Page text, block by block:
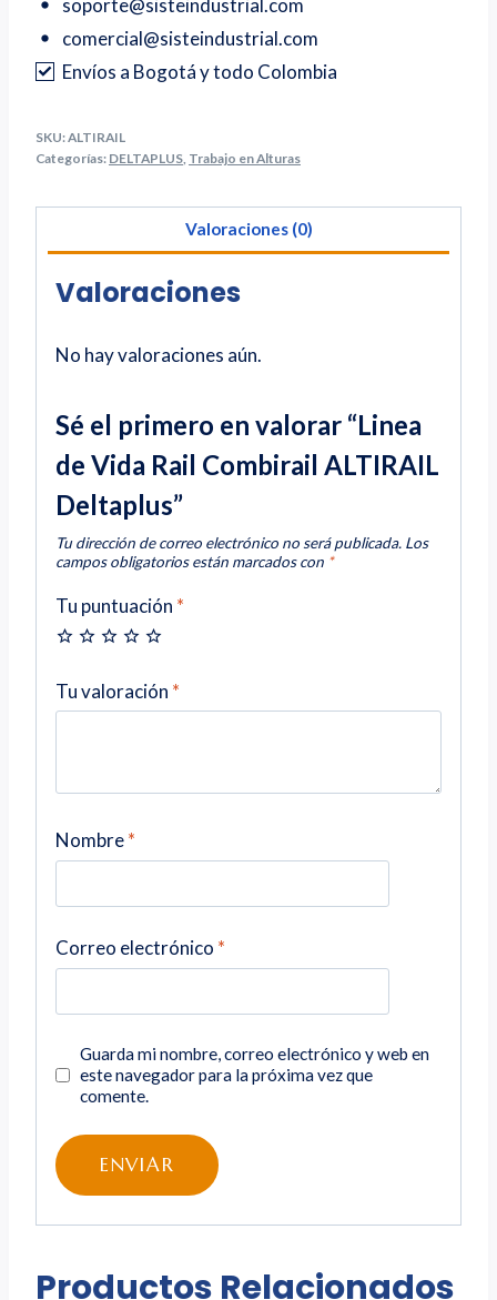
comercial@sisteindustrial.com
Envíos a Bogotá y todo Colombia
SKU:ALTIRAIL
Categorías: DELTAPLUS Trabajo en Alturas
Valoraciones (0)
Valoraciones
No hay valoraciones aún.
Sé el primero en valorar “Linea
de Vida Rail Combirail ALTIRAIL
Deltaplus”
Tu dirección de correo electrónico no será publicada. Los
campos obligatorios están marcados con *
Tu puntuación *
Tu valoración *
Nombre*
Correo electrónico *
Guarda mi nombre, correo electrónico y web en
este navegador para la próxima vez que
comente.
Productos Relacionados